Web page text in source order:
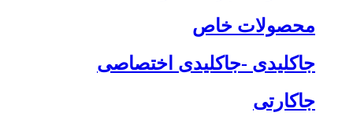
محصولات خاص
جاکلیدی -جاکلیدی اختصاصی
جاکارتی